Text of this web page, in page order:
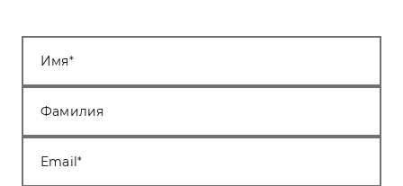
Имя
Фамилия
Email